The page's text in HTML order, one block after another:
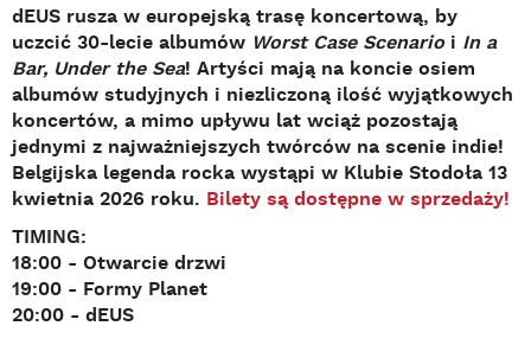
dEUS rusza w europejską trasę koncertową, by
uczcić 30-lecie albumów Worst Case Scenario i In a
Bar, Under the Sea! Artyści mają na koncie osiem
albumów studyjnych i niezliczoną ilość wyjątkowych
koncertów, a mimo upływu lat wciąż pozostają
jednymi z najważniejszych twórców na scenie indie!
Belgijska legenda rocka wystąpi w Klubie Stodoła 13
kwietnia 2026 roku. Bilety są dostępne w sprzedaży!
TIMING:
18:00 - Otwarcie drzwi
19:00 - Formy Planet
20:00 - dEUS